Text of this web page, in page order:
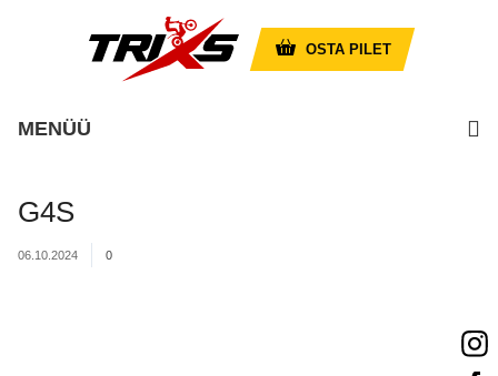
OSTA PILET
MENÜÜ
G4S
06.10.2024 0